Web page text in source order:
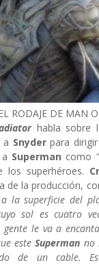
RODAJE DE MAN
habla sobre
a Snyderpara
Superman como
superhéroes.
de la producción,
a la superficie del
sol es cuatro
le va a
esteSuperman no
de un cable.